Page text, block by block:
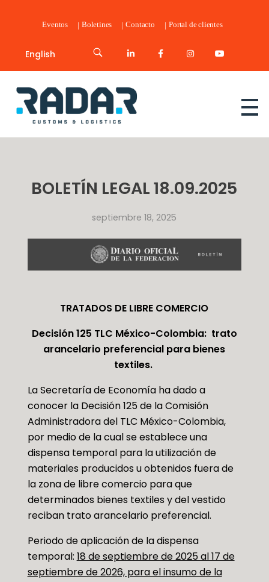
Eventos Boletines Contacto Portal de clientes
English
Radar Customs & Logistics
BOLETÍN LEGAL 18.09.2025
septiembre 18, 2025
TRATADOS DE LIBRE COMERCIO
Decisión 125 TLC México-Colombia: trato
arancelario preferencial para bienes
textiles.
La Secretaría de Economía ha dado a
conocer la Decisión 125 de la Comisión
Administradora del TLC México-Colombia,
por medio de la cual se establece una
dispensa temporal para la utilización de
materiales producidos u obtenidos fuera de
la zona de libre comercio para que
determinados bienes textiles y del vestido
reciban trato arancelario preferencial.
Periodo de aplicación de la dispensa
temporal: 18 de septiembre de 2025 al 17 de
septiembre de 2026, para el insumo de la